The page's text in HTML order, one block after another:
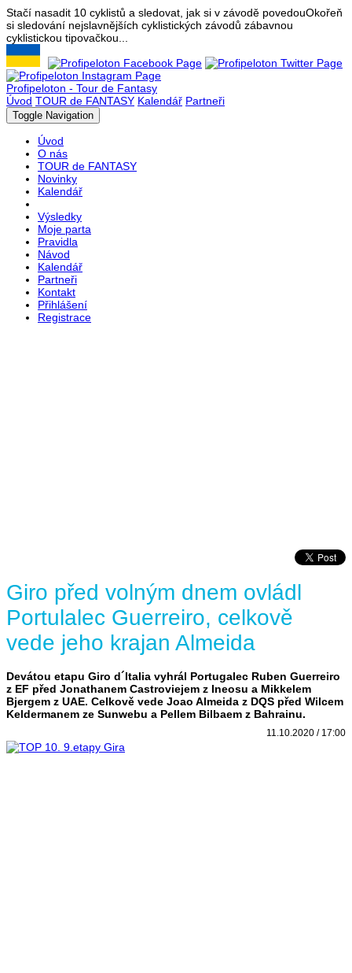
Stačí nasadit 10 cyklistů a sledovat, jak si v závodě povedouOkořeň
si sledování nejslavnějších cyklistických závodů zábavnou
cyklistickou tipovačkou...
Profipeloton - Tour de Fantasy
Úvod TOUR de FANTASY Kalendář Partneři
Toggle Navigation
Úvod
O nás
TOUR de FANTASY
Novinky
Kalendář
Výsledky
Moje parta
Pravidla
Návod
Kalendář
Partneři
Kontakt
Přihlášení
Registrace
Giro před volným dnem ovládl
Portulalec Guerreiro, celkově
vede jeho krajan Almeida
Devátou etapu Giro d´Italia vyhrál Portugalec Ruben Guerreiro
z EF před Jonathanem Castroviejem z Ineosu a Mikkelem
Bjergem z UAE. Celkově vede Joao Almeida z DQS před Wilcem
Keldermanem ze Sunwebu a Pellem Bilbaem z Bahrainu.
11.10.2020 / 17:00